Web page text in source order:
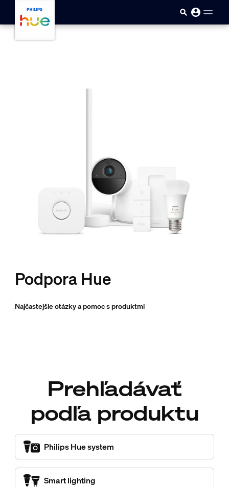
Podpora Hue
Najčastejšie otázky a pomoc s produktmi
Prehľadávať
podľa produktu
Philips Hue system
Smart lighting